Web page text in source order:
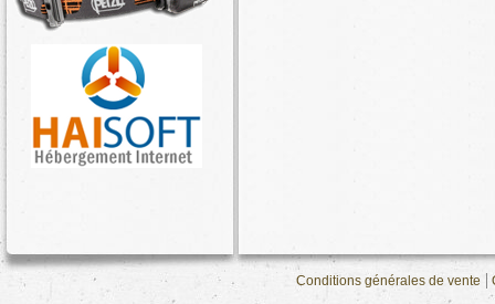
Conditions générales de vente